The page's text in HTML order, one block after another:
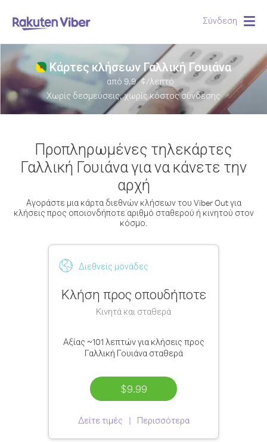
Σύνδεση
Κάρτες κλήσεων Γαλλική Γουιάνα
από 9.9 ¢/λεπτό
Χωρίς δεσμεύσεις, χωρίς κόστος σύνδεσης
Προπληρωμένες τηλεκάρτες
Γαλλική Γουιάνα για να κάνετε την
αρχή
Αγοράστε μια κάρτα διεθνών κλήσεων του Viber Out για
κλήσεις προς οποιονδήποτε αριθμό σταθερού ή κινητού στον
κόσμο.
Διεθνείς μονάδες
Κλήση προς οπουδήποτε
Κινητά και σταθερά
Αξίας ~101 λεπτώνγια κλήσεις προς
Γαλλική Γουιάνα σταθερά
$9.99
Δείτε τιμές Περισσότερα